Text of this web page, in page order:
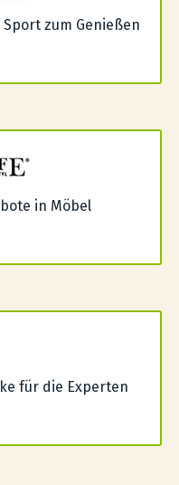
zum Genießen
in Möbel
für die Experten